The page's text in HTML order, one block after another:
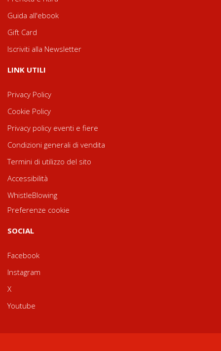
Guida all'ebook
Gift Card
Iscriviti alla Newsletter
LINK UTILI
Privacy Policy
Cookie Policy
Privacy policy eventi e fiere
Condizioni generali di vendita
Termini di utilizzo del sito
Accessibilità
WhistleBlowing
Preferenze cookie
SOCIAL
Facebook
Instagram
X
Youtube